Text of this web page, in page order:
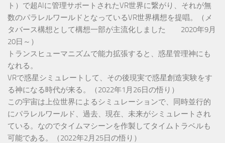
ト）で超AIに管理サポートされたVR世界に繋がり、それが無
数のパラレルワールドとなっているVR世界構想を提唱。（メ
タバース構想として構想一部が主流化しました 2020年9月
20日～）
トランスヒューマニズムで能力拡張すると、惑星管理神にも
なれる。
VRで惑星シミュレートして、その後現実で惑星創造実験をす
る神になる時代が来る。（2022年1月26日の悟り）
この宇宙は上位世界によるシミュレーションで、同時並行的
にパラレルワールド、過去、現在、未来がシミュレートされ
ている。なのでタイムマシーンを作製してタイムトラベルも
可能である。（2022年2月25日の悟り）